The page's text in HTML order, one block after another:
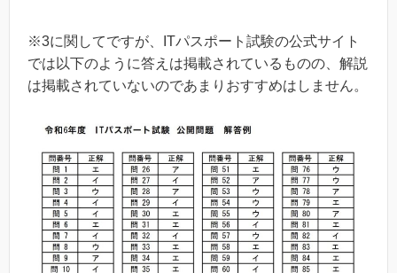
※3に関してですが、ITパスポート試験の公式サイト
では以下のように答えは掲載されているものの、解説
は掲載されていないのであまりおすすめはしません。